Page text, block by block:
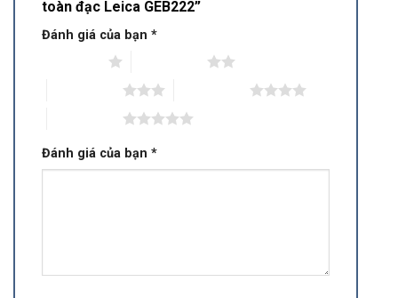
toàn đạc Leica GEB222”
Đánh giá của bạn *
Đánh giá của bạn *